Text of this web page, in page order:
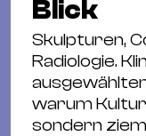
Blick
Skulpturen,
Radiologie.
warum
sondern